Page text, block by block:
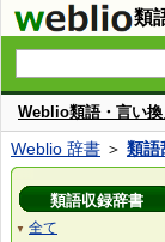
類
Weblio類語・言い
Weblio 辞書 ＞ 類語
類語収録辞書
▼ 全て